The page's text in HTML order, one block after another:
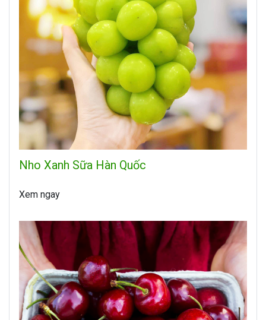
Nho Xanh Sữa Hàn Quốc
Xem ngay